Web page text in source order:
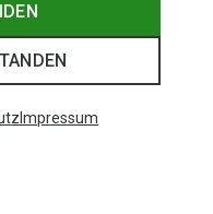
Impressum